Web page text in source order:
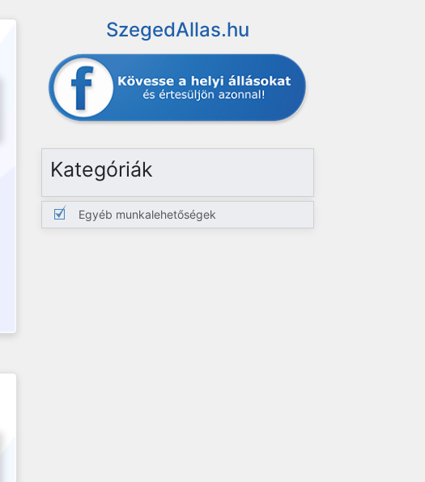
SzegedAllas.hu
Kategóriák
Egyéb munkalehetőségek